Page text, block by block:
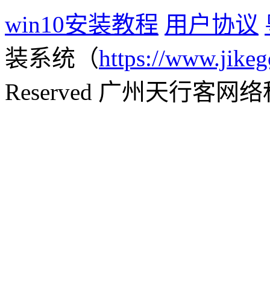
win10安装教程 用户协议
装系统（https://
Reserved 广州天行客网